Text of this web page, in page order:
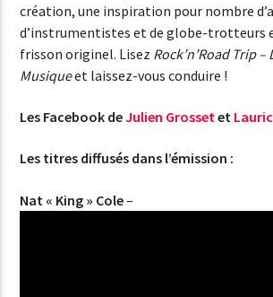
création, une inspiration pour nombre
d’instrumentistes et de globe-trotteurs
frisson originel. Lisez Rock’n’Road Trip –
Musiqueet laissez-vous conduire !
Les Facebook deJulien Grosset et
Les titres diffusés dans l’émission :
Nat « King » Cole–